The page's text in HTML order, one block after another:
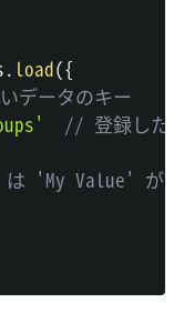
. load({
データのキー
// 登録した
'My Value' が設